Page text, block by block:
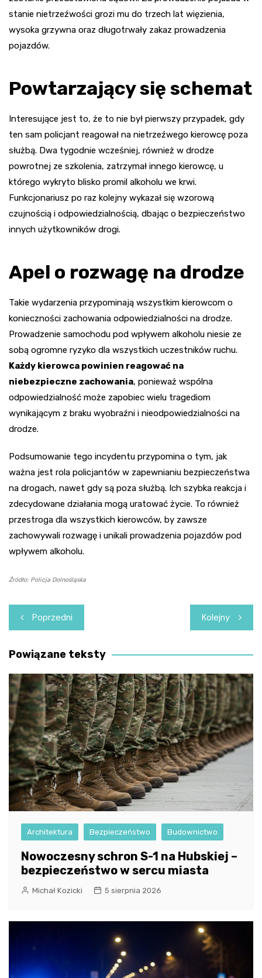
stanie nietrzeźwości grozi mu do trzech lat więzienia,
wysoka grzywna oraz długotrwały zakaz prowadzenia
pojazdów.
Powtarzający się schemat
Interesujące jest to, że to nie był pierwszy przypadek, gdy
ten sam policjant reagował na nietrzeźwego kierowcę poza
służbą. Dwa tygodnie wcześniej, również w drodze
powrotnej ze szkolenia, zatrzymał innego kierowcę, u
którego wykryto blisko promil alkoholu we krwi.
Funkcjonariusz po raz kolejny wykazał się wzorową
czujnością i odpowiedzialnością, dbając o bezpieczeństwo
innych użytkowników drogi.
Apel o rozwagę na drodze
Takie wydarzenia przypominają wszystkim kierowcom o
konieczności zachowania odpowiedzialności na drodze.
Prowadzenie samochodu pod wpływem alkoholu niesie ze
sobą ogromne ryzyko dla wszystkich uczestników ruchu.
Każdy kierowca powinien reagować na
niebezpieczne zachowania, ponieważ wspólna
odpowiedzialność może zapobiec wielu tragediom
wynikającym z braku wyobraźni i nieodpowiedzialności na
drodze.
Podsumowanie tego incydentu przypomina o tym, jak
ważna jest rola policjantów w zapewnianiu bezpieczeństwa
na drogach, nawet gdy są poza służbą. Ich szybka reakcja i
zdecydowane działania mogą uratować życie. To również
przestroga dla wszystkich kierowców, by zawsze
zachowywali rozwagę i unikali prowadzenia pojazdów pod
wpływem alkoholu.
Źródło: Policja Dolnośląska
Nawigacja
wpisu
Poprzedni Kolejny
Powiązane teksty
Architektura Bezpieczeństwo Budownictwo
Nowoczesny schron S-1 na Hubskiej –
bezpieczeństwo w sercu miasta
Michał Kozicki 5 sierpnia 2026